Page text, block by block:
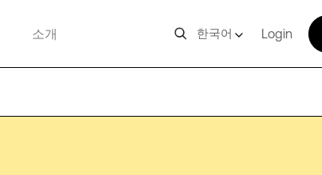
소개 한국어 Login